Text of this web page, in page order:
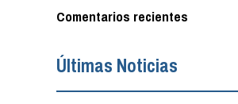
Comentarios recientes
Últimas Noticias